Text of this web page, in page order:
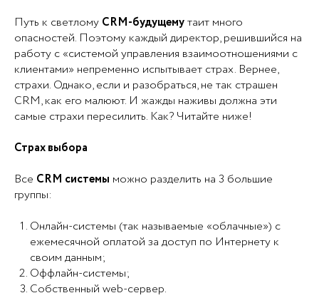
Путь к светлому СRM-будущемутаит много
опасностей. Поэтому каждый директор, решившийся на
работу с «системой управления взаимоотношениями с
клиентами» непременно испытывает страх. Вернее,
страхи. Однако, если и разобраться, не так страшен
CRM, как его малюют. И жажды наживы должна эти
самые страхи пересилить. Как? Читайте ниже!
Страх выбора
Все CRM системы можно разделить на 3 большие
группы:
Онлайн-системы (так называемые «облачные») с
ежемесячной оплатой за доступ по Интернету к
своим данным;
Оффлайн-системы;
Собственный web-сервер.